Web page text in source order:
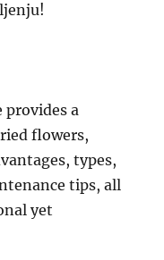
a
flowers,
types,
tips, all
yet